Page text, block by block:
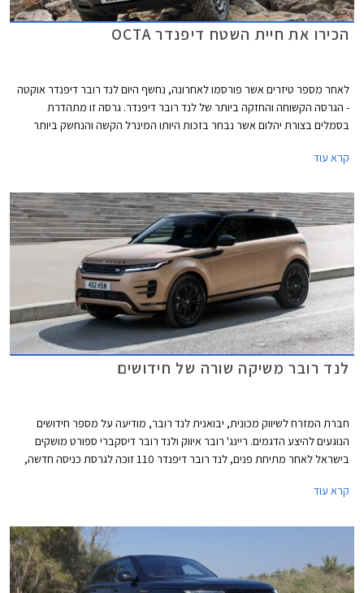
הכירו את חיית השטח דיפנדר OCTA
לאחר מספר טיזרים אשר פורסמו לאחרונה, נחשף היום לנד רובר דיפנדר אוקטה
- הגרסה הקשוחה והחזקה ביותר של לנד רובר דיפנדר. גרסה זו מתהדרת
בסמלים בצורת יהלום אשר נבחר בזכות היותו המינרל הקשה והנחשק ביותר
קרא עוד
לנד רובר משיקה שורה של חידושים
חברת המזרח לשיווק מכונית, יבואנית לנד רובר, מודיעה על מספר חידושים
הנוגעים להיצע הדגמים. ריינג' רובר איווק ולנד רובר דיסקברי ספורט מושקים
בישראל לאחר מתיחת פנים, לנד רובר דיפנדר 110 זוכה לגרסת כניסה חדשה,
21 ביוני ותציע הנחות ממחיר המחירון לצד הטבות מימון וטרייד-אין.
קרא עוד